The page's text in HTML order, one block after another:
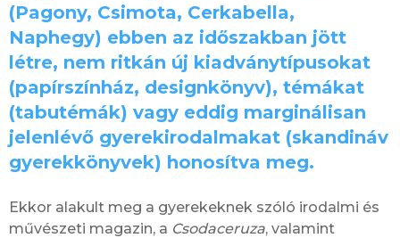
(Pagony, Csimota, Cerkabella,
Naphegy) ebben az időszakban jött
létre, nem ritkán új kiadványtípusokat
(papírszínház, designkönyv), témákat
(tabutémák) vagy eddig marginálisan
jelenlévő gyerekirodalmakat (skandináv
gyerekkönyvek) honosítva meg.
Ekkor alakult meg a gyerekeknek szóló irodalmi és
művészeti magazin, a Csodaceruza, valamint